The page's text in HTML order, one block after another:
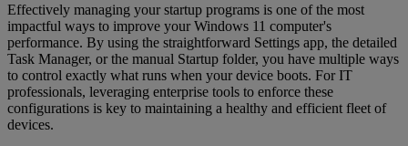
Effectively managing your startup programs is one of the most
impactful ways to improve your Windows 11 computer's
performance. By using the straightforward Settings app, the detailed
Task Manager, or the manual Startup folder, you have multiple ways
to control exactly what runs when your device boots. For IT
professionals, leveraging enterprise tools to enforce these
configurations is key to maintaining a healthy and efficient fleet of
devices.